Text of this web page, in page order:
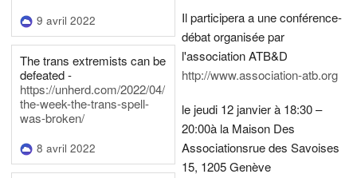
9 avril 2022
The trans extremists can be
defeated -
https://unherd.com/2022/04/
the-week-the-trans-spell-
was-broken/
8 avril 2022
Il participera a une conférence-
débat organisée par
l'association ATB&D
http://www.association-atb.org
le jeudi 12 janvier à 18:30 –
20:00à la Maison Des
Associationsrue des Savoises
15, 1205 Genève